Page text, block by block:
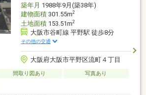
築年月 1988年9月(築38年)
建物面積301.55m2
土地面積153.51m2
大阪市谷町線 平野駅 徒歩8分
その他の交通
大阪府大阪市平野区流町４丁目
間取り図あり
写真あり